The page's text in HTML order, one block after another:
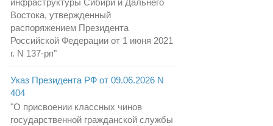
инфраструктуры Сибири и Дальнего
Востока, утвержденный
распоряжением Президента
Российской Федерации от 1 июня 2021
г. N 137-рп"
Указ Президента РФ от 09.06.2026 N
404
"О присвоении классных чинов
государственной гражданской службы